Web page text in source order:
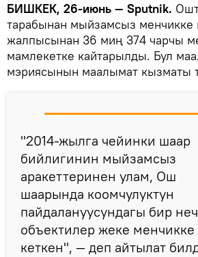
БИШКЕК, 26-июнь — Sputnik.
тарабынан мыйзамсыз менчикке
жалпысынан 36 миң 374 чарчы
мамлекетке кайтарылды. Бул
мэриясынын маалымат кызматы
"2014-жылга чейинки шаар
бийлигинин мыйзамсыз
аракеттеринен улам, Ош
шаарында коомчулуктун
пайдалануусундагы бир
объектилер жеке
кеткен", — деп айтылат